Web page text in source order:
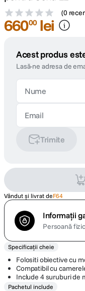
(0
66000 lei
Acest produs
Lasă-ne adresa de
Trimite
Vândut și livrat deF64
Informații
Persoană
Specificații cheie
Folositi obiective cu
Compatibil cu
Include 4 suruburi de
Pachetul include